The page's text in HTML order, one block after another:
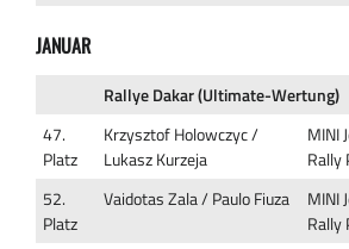
JANUAR
Rallye Dakar (Ultimate-Wertung)
47.
Platz
Krzysztof Holowczyc /
Lukasz Kurzeja
MINI
Rally
52.
Platz
Vaidotas Zala / Paulo Fiuza
MINI
Rally